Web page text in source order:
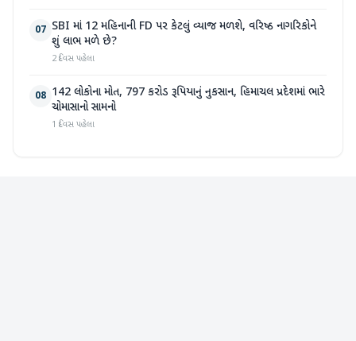
07 SBI માં 12 મહિનાની FD પર કેટલું વ્યાજ મળશે, વરિષ્ઠ નાગરિકોને
શું લાભ મળે છે?
2 દિવસ પહેલા
08 142 લોકોના મોત, 797 કરોડ રૂપિયાનું નુકસાન, હિમાચલ પ્રદેશમાં ભારે
ચોમાસાનો સામનો
1 દિવસ પહેલા